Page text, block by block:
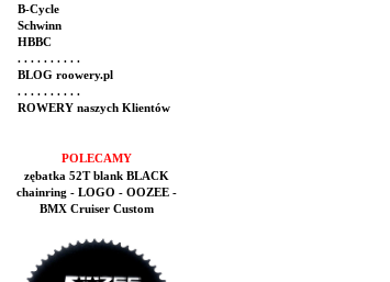
B-Cycle
Schwinn
HBBC
. . . . . . . . . .
BLOG roowery.pl
. . . . . . . . . .
ROWERY naszych Klientów
POLECAMY
zębatka 52T blank BLACK
chainring - LOGO - OOZEE -
BMX Cruiser Custom